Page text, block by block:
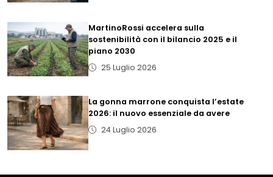
MartinoRossi accelera sulla
sostenibilità con il bilancio 2025 e il
piano 2030
25 Luglio 2026
La gonna marrone conquista l’estate
2026: il nuovo essenziale da avere
24 Luglio 2026